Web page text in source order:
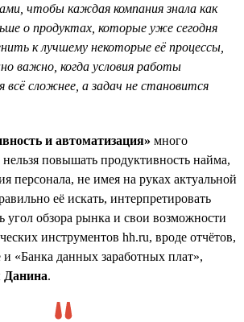
чтобы каждая компания знала как
о продуктах, которые уже сегодня
к лучшему некоторые её процессы,
важно, когда условия работы
всё сложнее, а задач не становится
и автоматизация» много
повышать продуктивность найма,
персонала, не имея на руках актуальной
её искать, интерпретировать
угол обзора рынка и свои возможности
инструментов hh.ru, вроде отчётов,
«Банка данных заработных плат»,
Данина.